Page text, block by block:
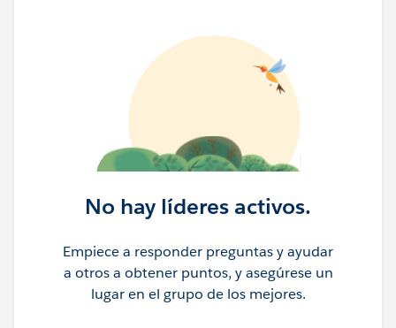
No hay líderes activos.
Empiece a responder preguntas y ayudar
a otros a obtener puntos, y asegúrese un
lugar en el grupo de los mejores.